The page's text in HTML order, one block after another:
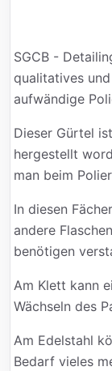
SGCB -
qualitatives
aufwändige
Dieser Gürtel
hergestellt
man beim
In diesen
andere
benötigen
Am Klett kann
Wächseln des
Am Edelstahl
Bedarf vieles